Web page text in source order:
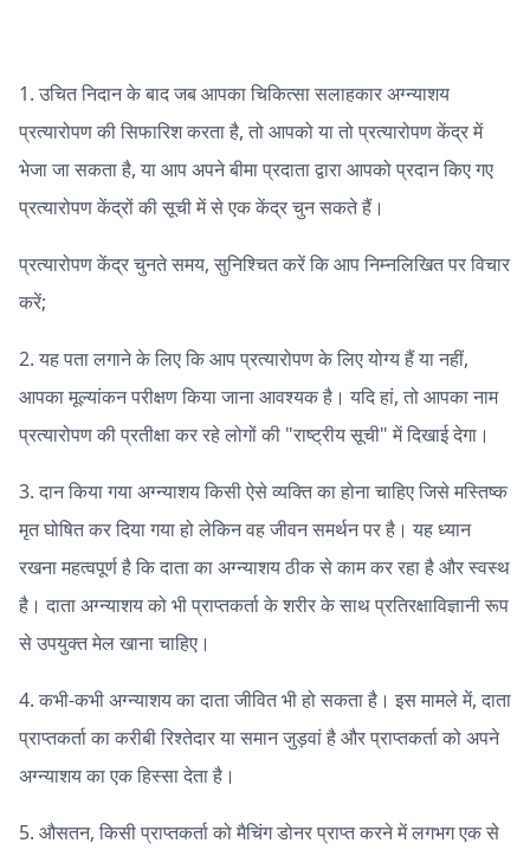
1. उचित निदान के बाद जब आपका चिकित्सा सलाहकार अग्न्याशय
प्रत्यारोपण की सिफारिश करता है, तो आपको या तो प्रत्यारोपण केंद्र में
भेजा जा सकता है, या आप अपने बीमा प्रदाता द्वारा आपको प्रदान किए गए
प्रत्यारोपण केंद्रों की सूची में से एक केंद्र चुन सकते हैं।
प्रत्यारोपण केंद्र चुनते समय, सुनिश्चित करें कि आप निम्नलिखित पर विचार
करें;
2. यह पता लगाने के लिए कि आप प्रत्यारोपण के लिए योग्य हैं या नहीं,
आपका मूल्यांकन परीक्षण किया जाना आवश्यक है। यदि हां, तो आपका नाम
प्रत्यारोपण की प्रतीक्षा कर रहे लोगों की "राष्ट्रीय सूची" में दिखाई देगा।
3. दान किया गया अग्न्याशय किसी ऐसे व्यक्ति का होना चाहिए जिसे मस्तिष्क
मृत घोषित कर दिया गया हो लेकिन वह जीवन समर्थन पर है। यह ध्यान
रखना महत्वपूर्ण है कि दाता का अग्न्याशय ठीक से काम कर रहा है और स्वस्थ
है। दाता अग्न्याशय को भी प्राप्तकर्ता के शरीर के साथ प्रतिरक्षाविज्ञानी रूप
से उपयुक्त मेल खाना चाहिए।
4. कभी-कभी अग्न्याशय का दाता जीवित भी हो सकता है। इस मामले में, दाता
प्राप्तकर्ता का करीबी रिश्तेदार या समान जुड़वां है और प्राप्तकर्ता को अपने
अग्न्याशय का एक हिस्सा देता है।
5. औसतन, किसी प्राप्तकर्ता को मैचिंग डोनर प्राप्त करने में लगभग एक से